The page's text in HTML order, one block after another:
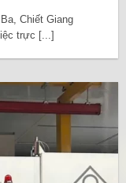
Chiết Giang
trực [...]